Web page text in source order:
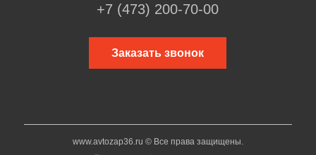
+7 (473) 200-70-00
Заказать звонок
www.avtozap36.ru © Все права защищены.